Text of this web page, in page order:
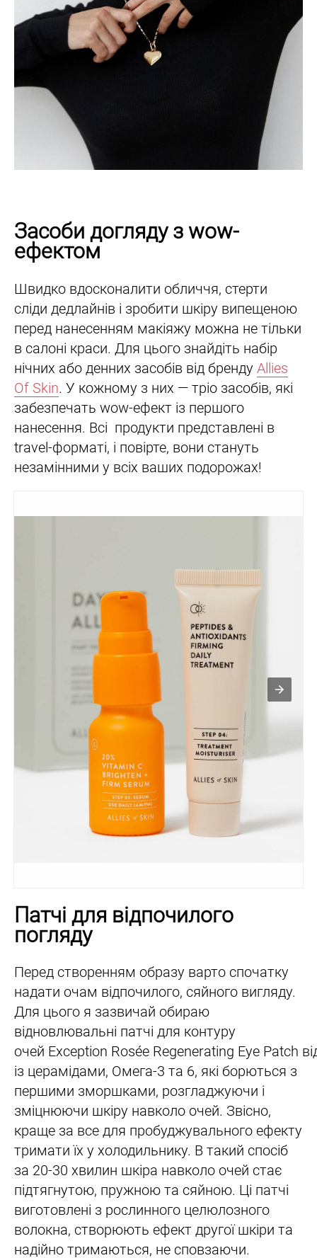
Засоби догляду з wow-
ефектом
Швидко вдосконалити обличчя, стерти
сліди дедлайнів і зробити шкіру випещеною
перед нанесенням макіяжу можна не тільки
в салоні краси. Для цього знайдіть набір
нічних або денних засобів від бренду Allies
Of Skin. У кожному з них — тріо засобів, які
забезпечать wow-ефект із першого
нанесення. Всі продукти представлені в
travel-форматі, і повірте, вони стануть
незамінними у всіх ваших подорожах!
Патчі для відпочилого
погляду
Перед створенням образу варто спочатку
надати очам відпочилого, сяйного вигляду.
Для цього я зазвичай обираю
відновлювальні патчі для контуру
очей Exception Rosée Regenerating Eye Patch
із церамідами, Омега-3 та 6, які борються з
першими зморшками, розгладжуючи і
зміцнюючи шкіру навколо очей. Звісно,
краще за все для пробуджувального ефекту
тримати їх у холодильнику. В такий спосіб
за 20-30 хвилин шкіра навколо очей стає
підтягнутою, пружною та сяйною. Ці патчі
виготовлені з рослинного целюлозного
волокна, створюють ефект другої шкіри та
надійно тримаються, не сповзаючи.